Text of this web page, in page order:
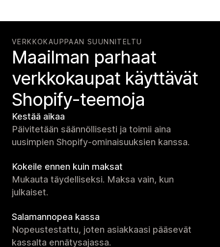
VERKKOKAUPPAAN SUUNNITELTU
Maailman parhaat
verkko­kaupat käyttävät
Shopify-teemoja
Kestää aikaa
Päivitetään säännöllisesti ja toimii aina
uusimpien Shopify-ominaisuuksien kanssa.
Kokeile ennen kuin maksat
Mukauta täydelliseksi. Maksa vain, kun
julkaiset.
Salamannopea kassa
Nopeustestattu, joten asiakkaasi pääsevät
kassalta ennätysajassa.